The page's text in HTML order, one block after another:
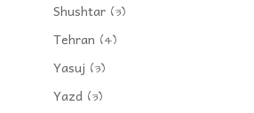
Shushtar(3)
Tehran (4)
Yasuj (3)
Yazd(3)